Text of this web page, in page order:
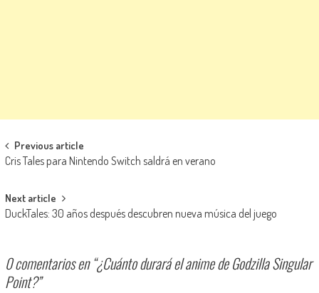
Navegación de entradas
Previous article
Cris Tales para Nintendo Switch saldrá en verano
Next article
DuckTales: 30 años después descubren nueva música del juego
0 comentarios en “¿Cuánto durará el anime de Godzilla Singular
Point?”